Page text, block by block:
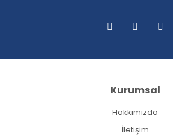
Kurumsal
Hakkımızda
İletişim